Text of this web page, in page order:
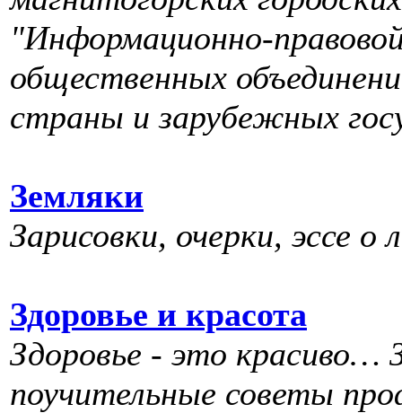
"Информационно-
общественных
страны и зарубежных
Земляки
Зарисовки, очерки, эссе
Здоровье и красота
Здоровье - это красиво…
поучительные советы